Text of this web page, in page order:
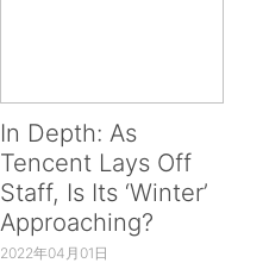
In Depth: As
Tencent Lays Off
Staff, Is Its ‘Winter’
Approaching?
2022年04月01日